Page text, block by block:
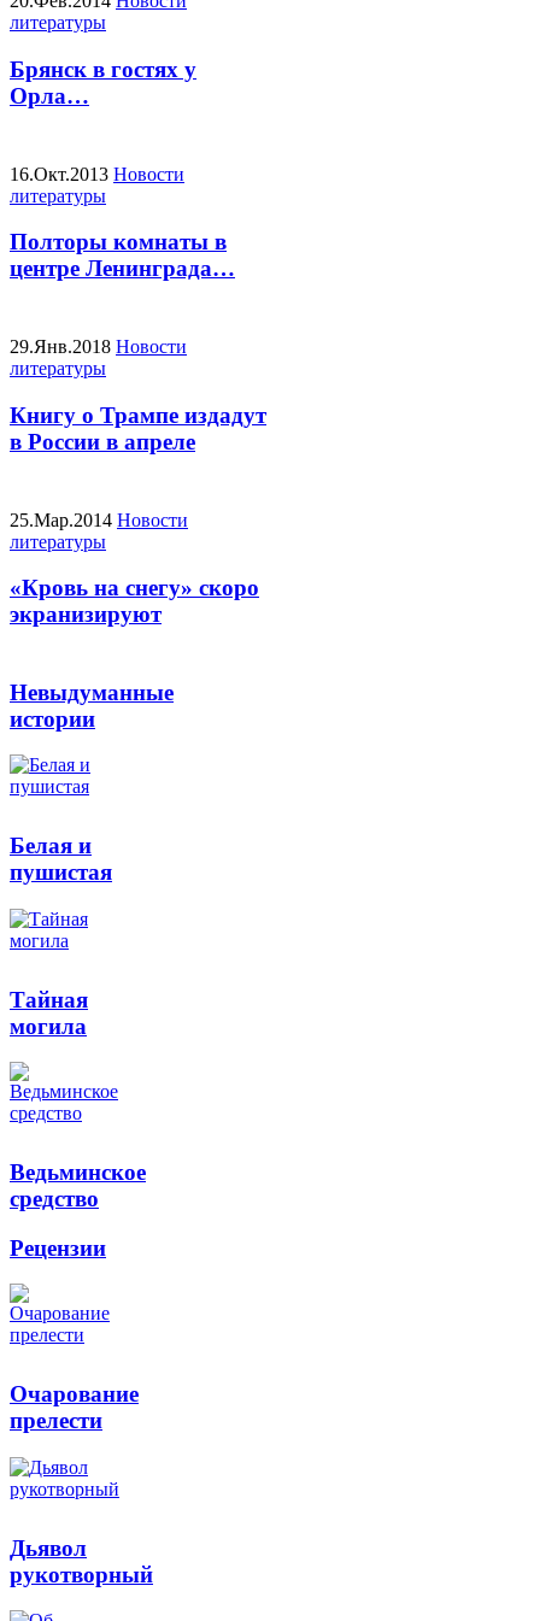
литературы
Брянск в гостях у
Орла…
16.Окт.2013 Новости
литературы
Полторы комнаты в
центре Ленинграда…
29.Янв.2018 Новости
литературы
Книгу о Трампе издадут
в России в апреле
25.Мар.2014 Новости
литературы
«Кровь на снегу» скоро
экранизируют
Невыдуманные
истории
Белая и
пушистая
Тайная
могила
Ведьминское
средство
Рецензии
Очарование
прелести
Дьявол
рукотворный